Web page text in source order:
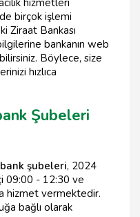
birçok işlemi
Ziraat Bankası
bankanın web
Böylece, size
hızlıca
Şubeleri
şubeleri, 2024
09:00 - 12:30 ve
hizmet vermektedir.
bağlı olarak